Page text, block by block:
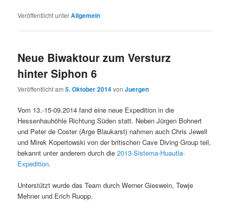
Veröffentlicht unterAllgemein
Neue Biwaktour zum Versturz
hinter Siphon 6
Veröffentlicht am5. Oktober 2014vonJuergen
Vom 13.-15-09.2014 fand eine neue Expedition in die
Hessenhauhöhle Richtung Süden statt. Neben Jürgen Bohnert
und Peter de Coster (Arge Blaukarst) nahmen auch Chris Jewell
und Mirek Kopertowski von der britischen Cave Diving Group teil,
bekannt unter anderem durch die2013-Sistema-Huautla-
Expedition.
Unterstützt wurde das Team durch Werner Gieswein, Tewje
Mehner und Erich Ruopp.